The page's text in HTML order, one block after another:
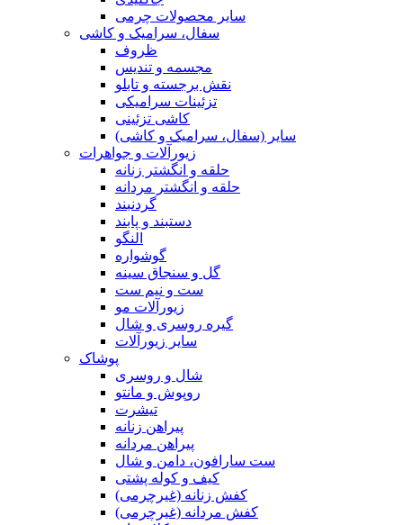
سایر محصولات چرمی
سفال، سرامیک و کاشی
ظروف
مجسمه و تندیس
نقش برجسته و تابلو
تزئینات سرامیکی
کاشی تزئینی
سایر (سفال، سرامیک و کاشی)
زیورآلات و جواهرات
حلقه و انگشتر زنانه
حلقه و انگشتر مردانه
گردنبند
دستبند و پابند
النگو
گوشواره
گل و سنجاق سینه
ست و نیم ست
زیورآلات مو
گیره روسری و شال
سایر زیورآلات
پوشاک
شال و روسری
روپوش و مانتو
تیشرت
پیراهن زنانه
پیراهن مردانه
ست سارافون، دامن و شال
کیف و کوله پشتی
کفش زنانه (غیرچرمی)
کفش مردانه (غیرچرمی)